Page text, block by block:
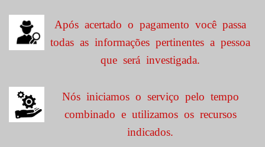
Após acertado o pagamento você passa
todas as informações pertinentes a pessoa
que será investigada.
Nós iniciamos o serviço pelo tempo
combinado e utilizamos os recursos
indicados.